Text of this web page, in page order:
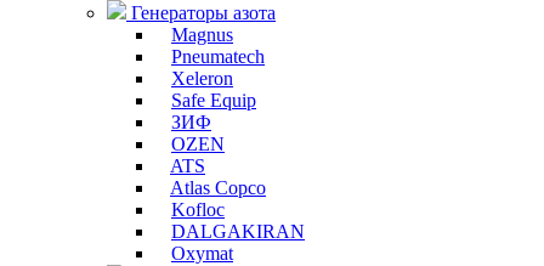
Генераторы азота
Magnus
Pneumatech
Xeleron
Safe Equip
ЗИФ
OZEN
ATS
Atlas Copco
Kofloc
DALGAKIRAN
Oxymat